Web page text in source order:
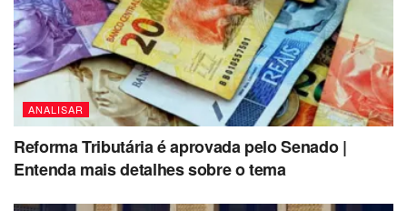
ANALISAR
Reforma Tributária é aprovada pelo Senado |
Entenda mais detalhes sobre o tema